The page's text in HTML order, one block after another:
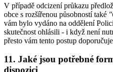
V případě odcizení průkazu
obce s rozšířenou působností také
vám bylo vydáno na oddělení
skutečnost ohlásili - i když není
přesto vám tento postup
11. Jaké jsou potřebné